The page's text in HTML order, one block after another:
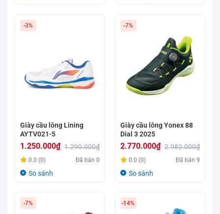
1.250.000₫.
1.250.000₫.
-3%
Giày cầu lông Lining
AYTV021-5
1.290.000₫
Giá
gốc
1.250.000₫
Giá
hiện
1.250.000₫.
0.0 (0) Đã bán0
So sánh
-7%
Giày cầu lông Yonex 88
Dial 3 2025
2.982.000₫
Giá
gốc
2.770.000₫
Giá
hiện
2.770.000₫.
0.0 (0) Đã bán9
So sánh
-7% -14%